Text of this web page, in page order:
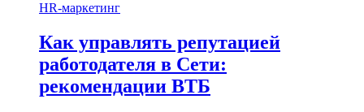
HR-маркетинг
Как управлять репутацией
работодателя в Сети:
рекомендации ВТБ